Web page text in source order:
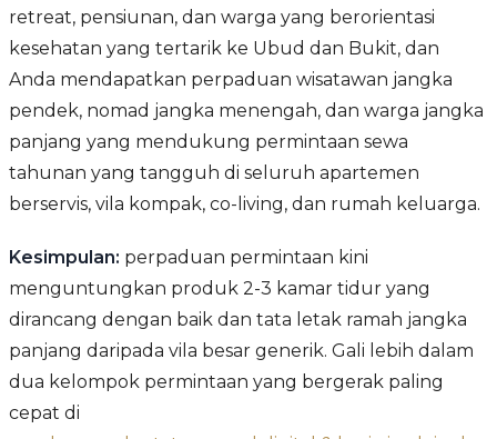
retreat, pensiunan, dan warga yang berorientasi
kesehatan yang tertarik ke Ubud dan Bukit, dan
Anda mendapatkan perpaduan wisatawan jangka
pendek, nomad jangka menengah, dan warga jangka
panjang yang mendukung permintaan sewa
tahunan yang tangguh di seluruh apartemen
berservis, vila kompak, co-living, dan rumah keluarga.
Kesimpulan: perpaduan permintaan kini
menguntungkan produk 2-3 kamar tidur yang
dirancang dengan baik dan tata letak ramah jangka
panjang daripada vila besar generik. Gali lebih dalam
dua kelompok permintaan yang bergerak paling
cepat di